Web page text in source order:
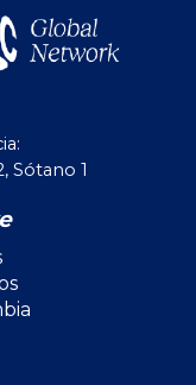
Sótano 1